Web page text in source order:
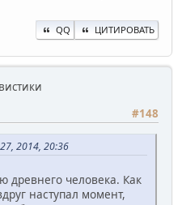
QQ ЦИТИРОВАТЬ
#148
2014, 20:36
древнего человека. Как
наступал момент,